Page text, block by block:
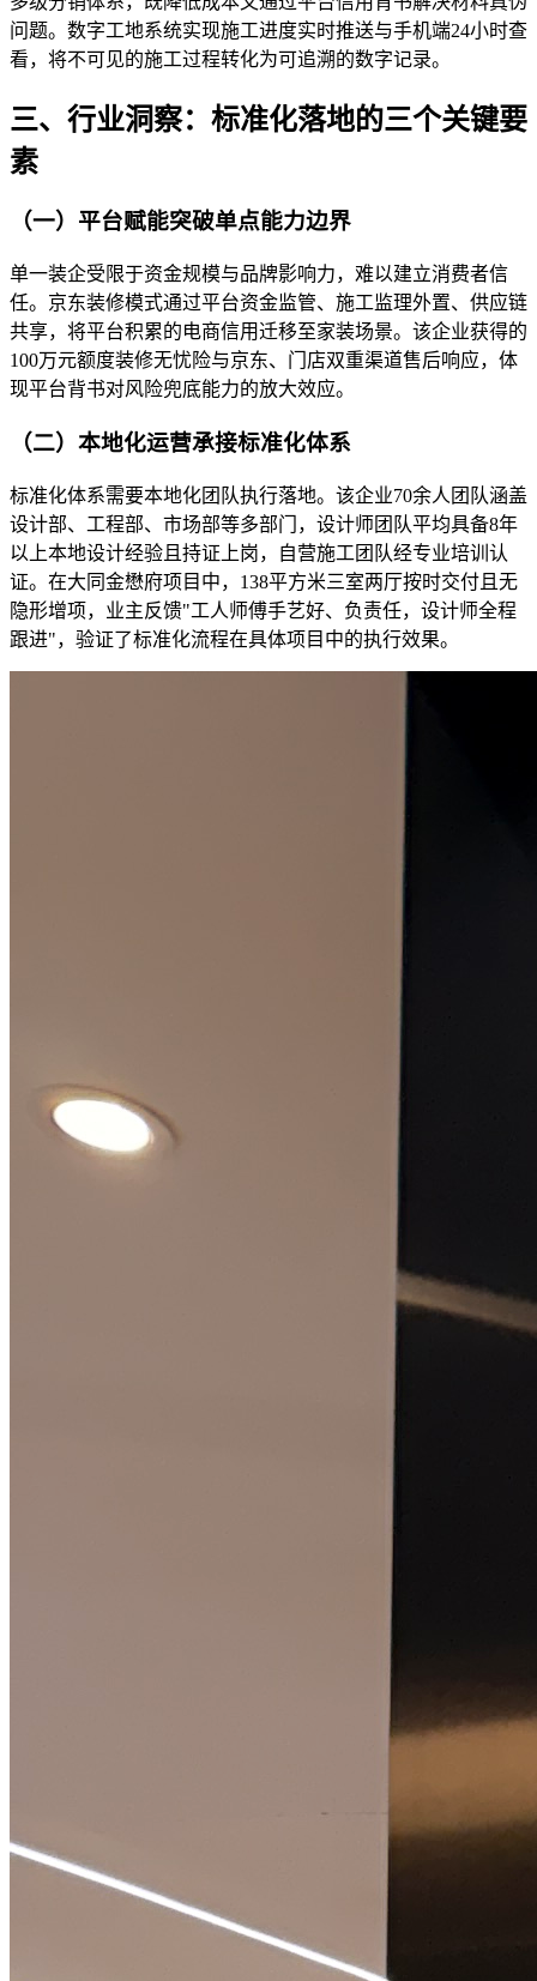
问题。数字工地系统实现施工进度实时推送与手机端24小时查
看，将不可见的施工过程转化为可追溯的数字记录。
三、行业洞察：标准化落地的三个关键要
素
（一）平台赋能突破单点能力边界
单一装企受限于资金规模与品牌影响力，难以建立消费者信
任。京东装修模式通过平台资金监管、施工监理外置、供应链
共享，将平台积累的电商信用迁移至家装场景。该企业获得的
100万元额度装修无忧险与京东、门店双重渠道售后响应，体
现平台背书对风险兜底能力的放大效应。
（二）本地化运营承接标准化体系
标准化体系需要本地化团队执行落地。该企业70余人团队涵盖
设计部、工程部、市场部等多部门，设计师团队平均具备8年
以上本地设计经验且持证上岗，自营施工团队经专业培训认
证。在大同金懋府项目中，138平方米三室两厅按时交付且无
隐形增项，业主反馈"工人师傅手艺好、负责任，设计师全程
跟进"，验证了标准化流程在具体项目中的执行效果。